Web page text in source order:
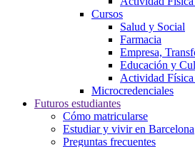
Cursos
Salud y Social
Farmacia
Empresa,
Educación y
Actividad
Microcredenciales
Futuros estudiantes
Cómo matricularse
Estudiar y vivir en Barcelona
Preguntas frecuentes